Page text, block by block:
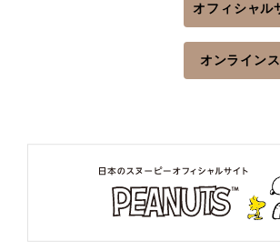
オフィシャル
オンライン